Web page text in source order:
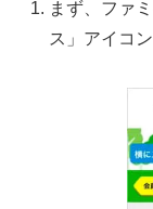
まず、ファ
ス」アイコ